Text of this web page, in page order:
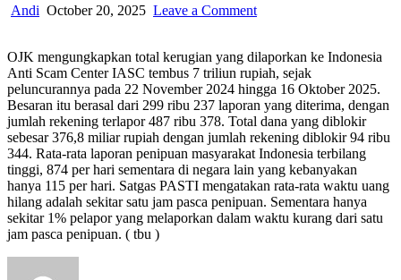
Author:
Andi Published
October 20, 2025 Leave a Commenton
total
kerugian
dilaporkan
IASC
tembus
7
triliun
rupiah
OJK mengungkapkan total kerugian yang dilaporkan ke Indonesia
Anti Scam Center IASC tembus 7 triliun rupiah, sejak
peluncurannya pada 22 November 2024 hingga 16 Oktober 2025.
Besaran itu berasal dari 299 ribu 237 laporan yang diterima, dengan
jumlah rekening terlapor 487 ribu 378. Total dana yang diblokir
sebesar 376,8 miliar rupiah dengan jumlah rekening diblokir 94 ribu
344. Rata-rata laporan penipuan masyarakat Indonesia terbilang
tinggi, 874 per hari sementara di negara lain yang kebanyakan
hanya 115 per hari. Satgas PASTI mengatakan rata-rata waktu uang
hilang adalah sekitar satu jam pasca penipuan. Sementara hanya
sekitar 1% pelapor yang melaporkan dalam waktu kurang dari satu
jam pasca penipuan. ( tbu )